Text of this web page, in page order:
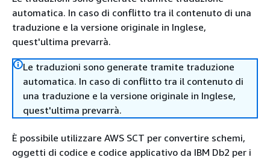
automatica. In caso di conflitto tra il contenuto di una
traduzione e la versione originale in Inglese,
quest'ultima prevarrà.
Le traduzioni sono generate tramite traduzione
automatica. In caso di conflitto tra il contenuto di
una traduzione e la versione originale in Inglese,
quest'ultima prevarrà.
È possibile utilizzare AWS SCT per convertire schemi,
oggetti di codice e codice applicativo da IBM Db2 per i